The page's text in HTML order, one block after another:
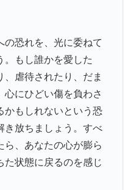
の恐れを、光に委ねて
。もし誰かを愛した
、虐待されたり、だま
心にひどい傷を負わさ
かもしれないという恐
き放ちましょう。すべ
ら、あなたの心が膨ら
た状態に戻るのを感じ